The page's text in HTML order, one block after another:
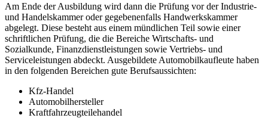
Am Ende der Ausbildung wird dann die Prüfung vor der Industrie-
und Handelskammer oder gegebenenfalls Handwerkskammer
abgelegt. Diese besteht aus einem mündlichen Teil sowie einer
schriftlichen Prüfung, die die Bereiche Wirtschafts- und
Sozialkunde, Finanzdienstleistungen sowie Vertriebs- und
Serviceleistungen abdeckt. Ausgebildete Automobilkaufleute haben
in den folgenden Bereichen gute Berufsaussichten:
Kfz-Handel
Automobilhersteller
Kraftfahrzeugteilehandel